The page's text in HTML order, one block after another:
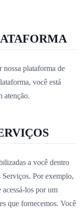
plataforma de
você está
atenção.
a você dentro
Por exemplo,
los por um
que fornecemos. Você